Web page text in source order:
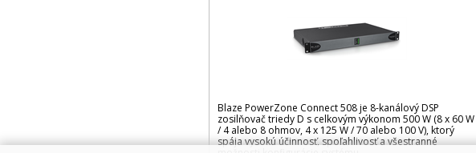
Blaze PowerZone Connect 508 je 8-kanálový DSP
zosilňovač triedy D s celkovým výkonom 500 W (8 x 60 W
/ 4 alebo 8 ohmov, 4 x 125 W / 70 alebo 100 V), ktorý
spája vysokú účinnosť, spoľahlivosť a všestranné